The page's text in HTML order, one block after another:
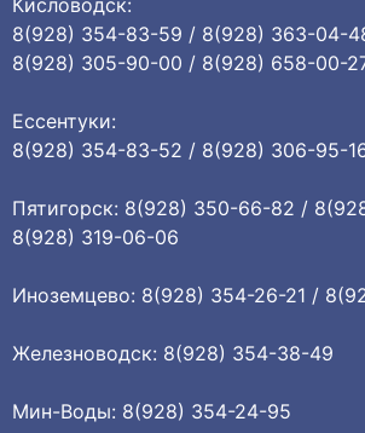
Кисловодск:
8(928) 354-83-59 / 8(928) 363-04-
8(928) 305-90-00 / 8(928) 658-00-
Ессентуки:
8(928) 354-83-52 / 8(928) 306-95-
Пятигорск: 8(928) 350-66-82 /
8(928) 319-06-06
Иноземцево: 8(928) 354-26-21 /
Железноводск: 8(928) 354-38-49
Мин-Воды: 8(928) 354-24-95